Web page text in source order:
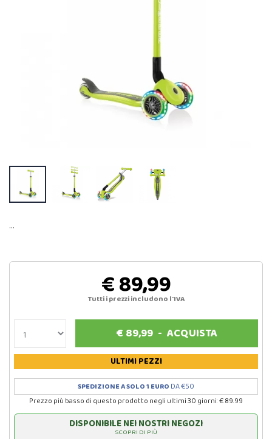
…
€ 89,99
Tutti i prezzi includono l'IVA
€ 89,99- ACQUISTA
ULTIMI PEZZI
SPEDIZIONE A SOLO 1 EURO DA €50
Prezzo più basso di questo prodotto negli ultimi 30 giorni: € 89.99
DISPONIBILE NEI NOSTRI NEGOZI
SCOPRI DI PIÙ